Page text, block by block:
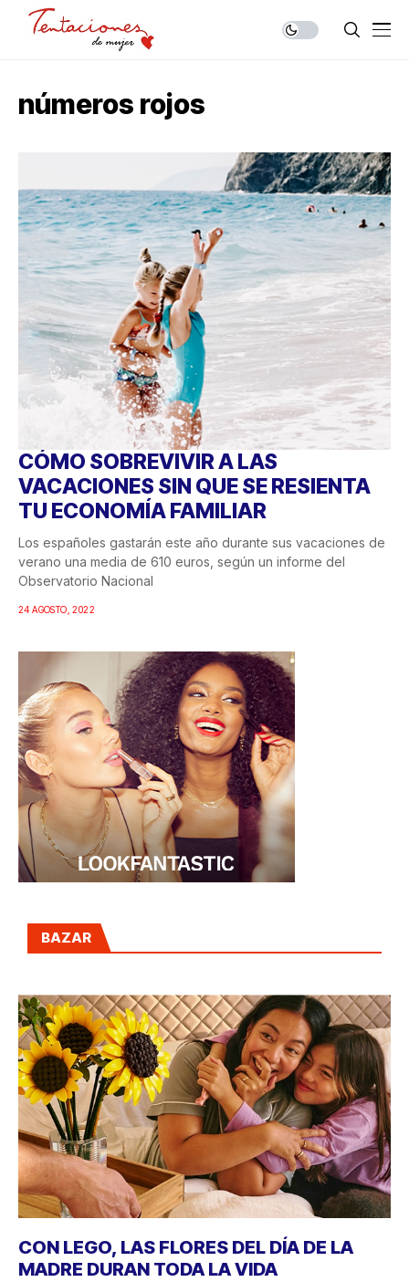
números rojos
CÓMO SOBREVIVIR A LAS
VACACIONES SIN QUE SE RESIENTA
TU ECONOMÍA FAMILIAR
Los españoles gastarán este año durante sus vacaciones de
verano una media de 610 euros, según un informe del
Observatorio Nacional
24 AGOSTO, 2022
BAZAR
CON LEGO, LAS FLORES DEL DÍA DE LA
MADRE DURAN TODA LA VIDA